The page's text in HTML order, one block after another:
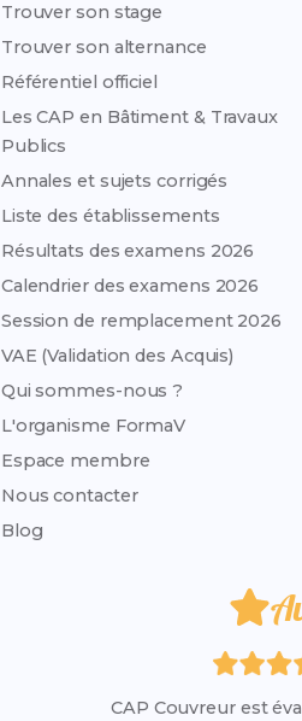
Trouver son stage
Trouver son alternance
Référentiel officiel
Les CAP en Bâtiment & Travaux
Publics
Annales et sujets corrigés
Liste des établissements
Résultats des examens 2026
Calendrier des examens 2026
Session de remplacement 2026
VAE (Validation des Acquis)
Qui sommes-nous ?
L'organisme FormaV
Espace membre
Nous contacter
Blog
CAP Couvreur est